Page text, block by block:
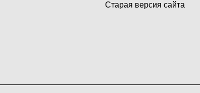
Старая версия сайта